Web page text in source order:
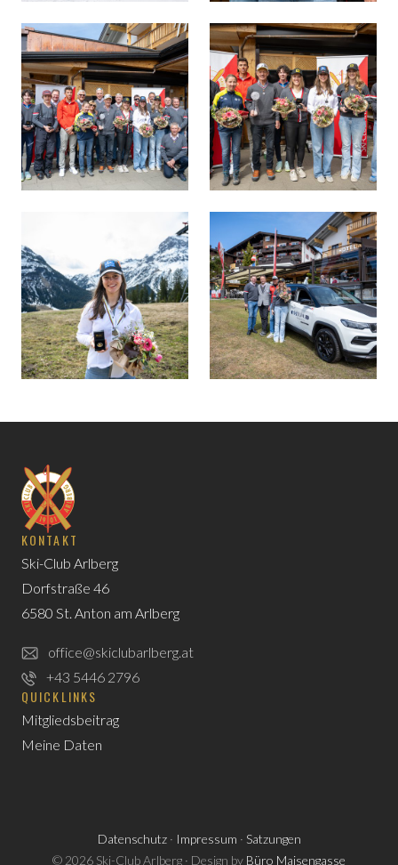
KONTAKT
Ski-Club Arlberg
Dorfstraße 46
6580 St. Anton am Arlberg
office@skiclubarlberg.at
+43 5446 2796
QUICKLINKS
Mitgliedsbeitrag
Meine Daten
Datenschutz· Impressum · Satzungen
© 2026 Ski-Club Arlberg · Design by Büro Maisengasse